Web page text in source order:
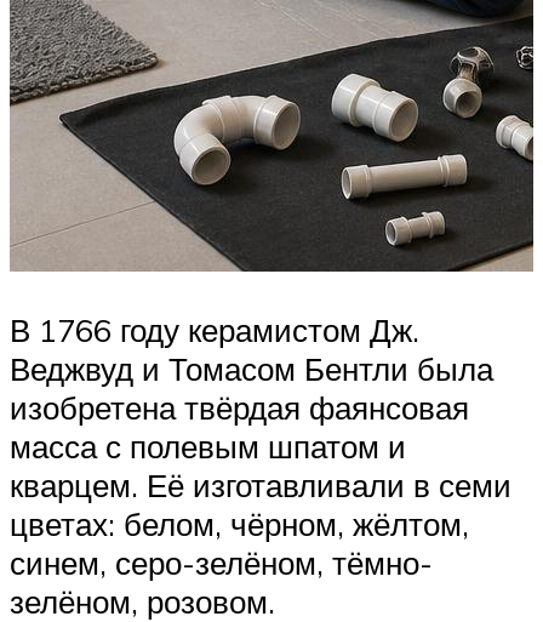
В 1766 году керамистом Дж.
Веджвуд и Томасом Бентли была
изобретена твёрдая фаянсовая
масса с полевым шпатом и
кварцем. Её изготавливали в семи
цветах: белом, чёрном, жёлтом,
синем, серо-зелёном, тёмно-
зелёном, розовом.